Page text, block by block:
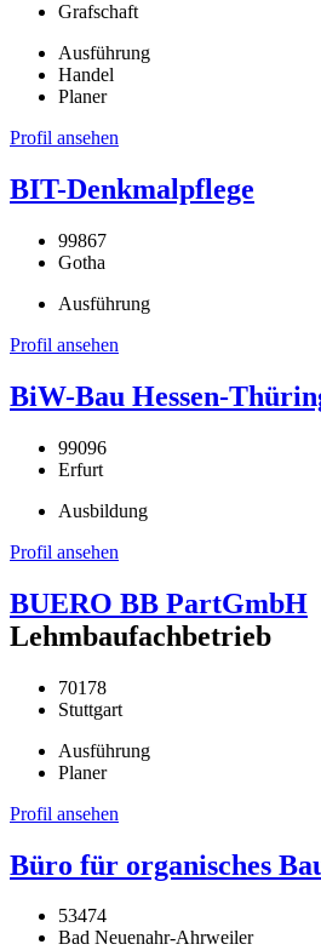
Grafschaft
Ausführung
Handel
Planer
Profil ansehen
BIT-Denkmalpflege
99867
Gotha
Ausführung
Profil ansehen
BiW-Bau Hessen-
99096
Erfurt
Ausbildung
Profil ansehen
BUERO BB PartGmbH
Lehmbaufachbetrieb
70178
Stuttgart
Ausführung
Planer
Profil ansehen
Büro für organisches
53474
Bad Neuenahr-Ahrweiler